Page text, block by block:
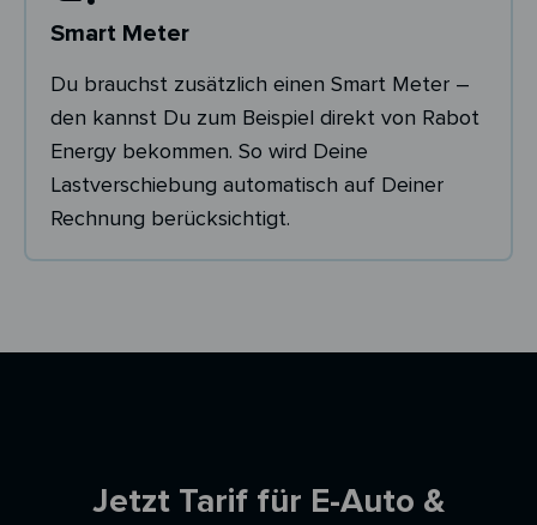
Smart Meter
Du brauchst zusätzlich einen Smart Meter –
den kannst Du zum Beispiel direkt von Rabot
Energy bekommen. So wird Deine
Lastverschiebung automatisch auf Deiner
Rechnung berücksichtigt.
Jetzt Tarif für E-Auto &